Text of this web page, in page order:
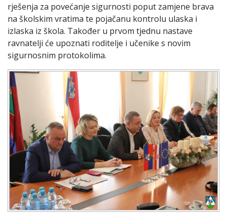
rješenja za povećanje sigurnosti poput zamjene brava
na školskim vratima te pojačanu kontrolu ulaska i
izlaska iz škola. Također u prvom tjednu nastave
ravnatelji će upoznati roditelje i učenike s novim
sigurnosnim protokolima.